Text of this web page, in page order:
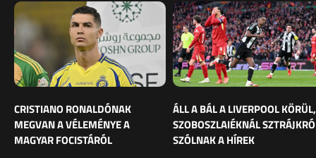
CRISTIANO RONALDÓNAK
MEGVAN A VÉLEMÉNYE A
MAGYAR FOCISTÁRÓL
ÁLL A BÁL A LIVERPOOL KÖRÜL,
SZOBOSZLAIÉKNÁL
SZÓLNAK A HÍREK